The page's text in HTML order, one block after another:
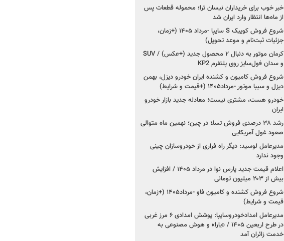
خبر خوب برای خریداران نیسان ترا؛ محموله قطعات پس
از ماه‌ها انتظار وارد ایران شد
شروع فروش کوییک S سایپا -مرداد ۱۴۰۵ (+زمان،
جزئیات ثبت‌نام و موعد تحویل)
کرمان موتور به دنبال ۲ محصول جدید (+عکس) / SUV
و سدان فول‌سایز روی پلتفرم KP2
شروع فروش کامیون و کشنده ایران خودرو دیزل، بهمن
دیزل و سیبا موتور -مرداد۱۴۰۵ (+قیمت و شرایط)
خودرو هست، مشتری نیست؛ معادله جدید بازار خودرو
ایران
رشد ۳۸ درصدی فروش تسلا در چین؛ نهمین ماه متوالی
صعود غول آمریکایی
مدیرعامل لوسید: دیگر راه فراری از خودروسازان چینی
وجود ندارد
اعلام قیمت جدید پارس نوا در مرداد ۱۴۰۵ / افزایش
بیش از ۲۰۳ میلیون تومانی
شروع فروش کشنده و کامیون فاو -مرداد۱۴۰۵ (+زمان،
قیمت و شرایط)
مدیرعامل امدادخودروسایپا: پوشش امدادی ۶ مرز غربی
در طرح اربعین ۱۴۰۵ / «یارا» و هوش مصنوعی به
خدمت زائران آمد